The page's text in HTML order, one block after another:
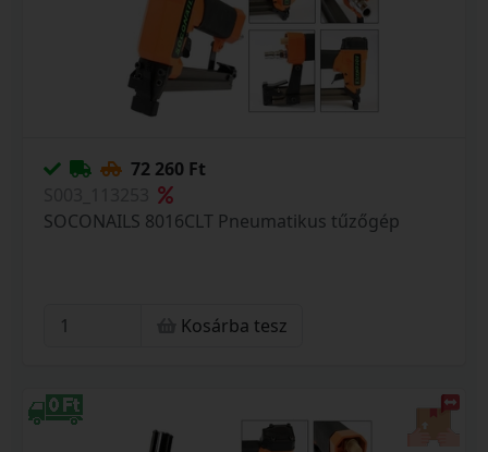
72 260 Ft
SOCONAILS 8016CLT Pneumatikus tűzőgép
Kosárba tesz